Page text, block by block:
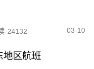
24132 03-10
地区航班